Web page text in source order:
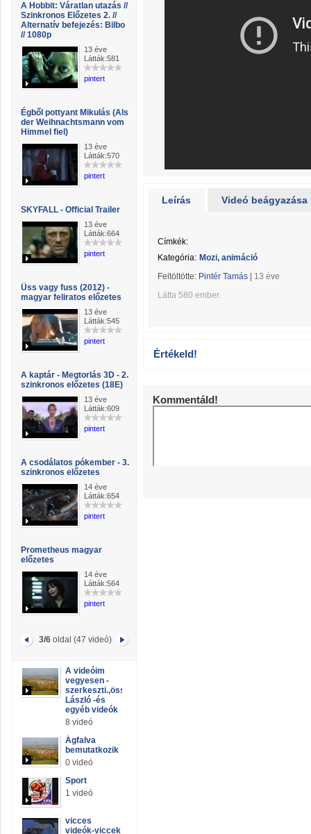
A Hobbit: Váratlan utazás //
Szinkronos Előzetes 2. //
Alternatív befejezés: Bilbo
// 1080p
13 éve
Látták:581
pintert
Égből pottyant Mikulás (Als
der Weihnachtsmann vom
Himmel fiel)
13 éve
Látták:570
pintert
SKYFALL - Official Trailer
13 éve
Látták:664
pintert
Üss vagy fuss (2012) -
magyar feliratos előzetes
13 éve
Látták:545
pintert
A kaptár - Megtorlás 3D - 2.
szinkronos előzetes (18E)
13 éve
Látták:609
pintert
A csodálatos pókember - 3.
szinkronos előzetes
14 éve
Látták:654
pintert
Prometheus magyar
előzetes
14 éve
Látták:564
pintert
3/6oldal (47 videó)
A videóim
vegyesen -
szerkeszti.,összeállitja.:Király
László -és
egyéb videók
8 videó
Ágfalva
bemutatkozik
0 videó
Sport
1 videó
vicces
videók-viccek
Leírás Videó beágyazása
Címkék:
Kategória: Mozi, animáció
Feltöltötte: Pintér Tamás
13 éve
Látta 580 ember.
Értékeld!
Kommentáld!